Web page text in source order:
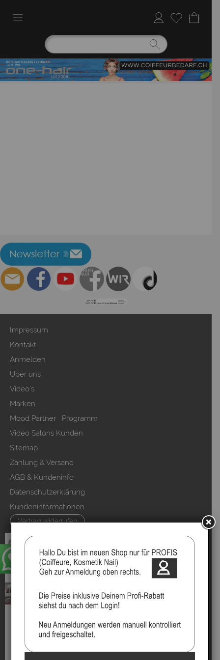
Impressum
Kontakt
Anmelden
Über uns
Video`s
Marken
Mood Partner Programm
Video Salons Kunden
Sitemap
Zahlung & Versand
AGB & Kundeninfo
Datenschutzerklärung
Kundeninformationen
Vertrag widerrufen